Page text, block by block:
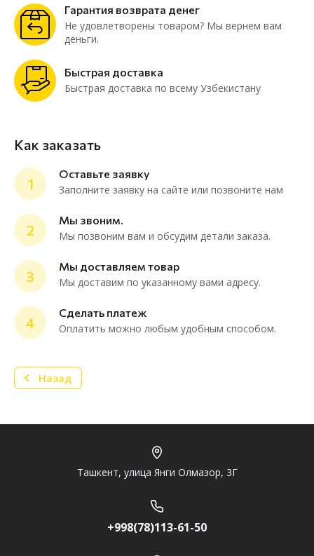
Гарантия возврата денег
Не удовлетворены товаром? Мы вернем вам
деньги.
Быстрая доставка
Быстрая доставка по всему Узбекистану
Как заказать
1
Оставьте заявку
Заполните заявку на сайте или позвоните нам
2
Мы звоним.
Мы позвоним вам и обсудим детали заказа.
3
Мы доставляем товар
Мы доставим по указанному вами адресу.
4
Сделать платеж
Оплатить можно любым удобным способом.
Назад
Ташкент, улица Янги Олмазор, 3Г
+998(78)113-61-50
online
Мессенджеры
Нужна консультация или персональное
предложение? Пиши в мессенджер!
Telegram